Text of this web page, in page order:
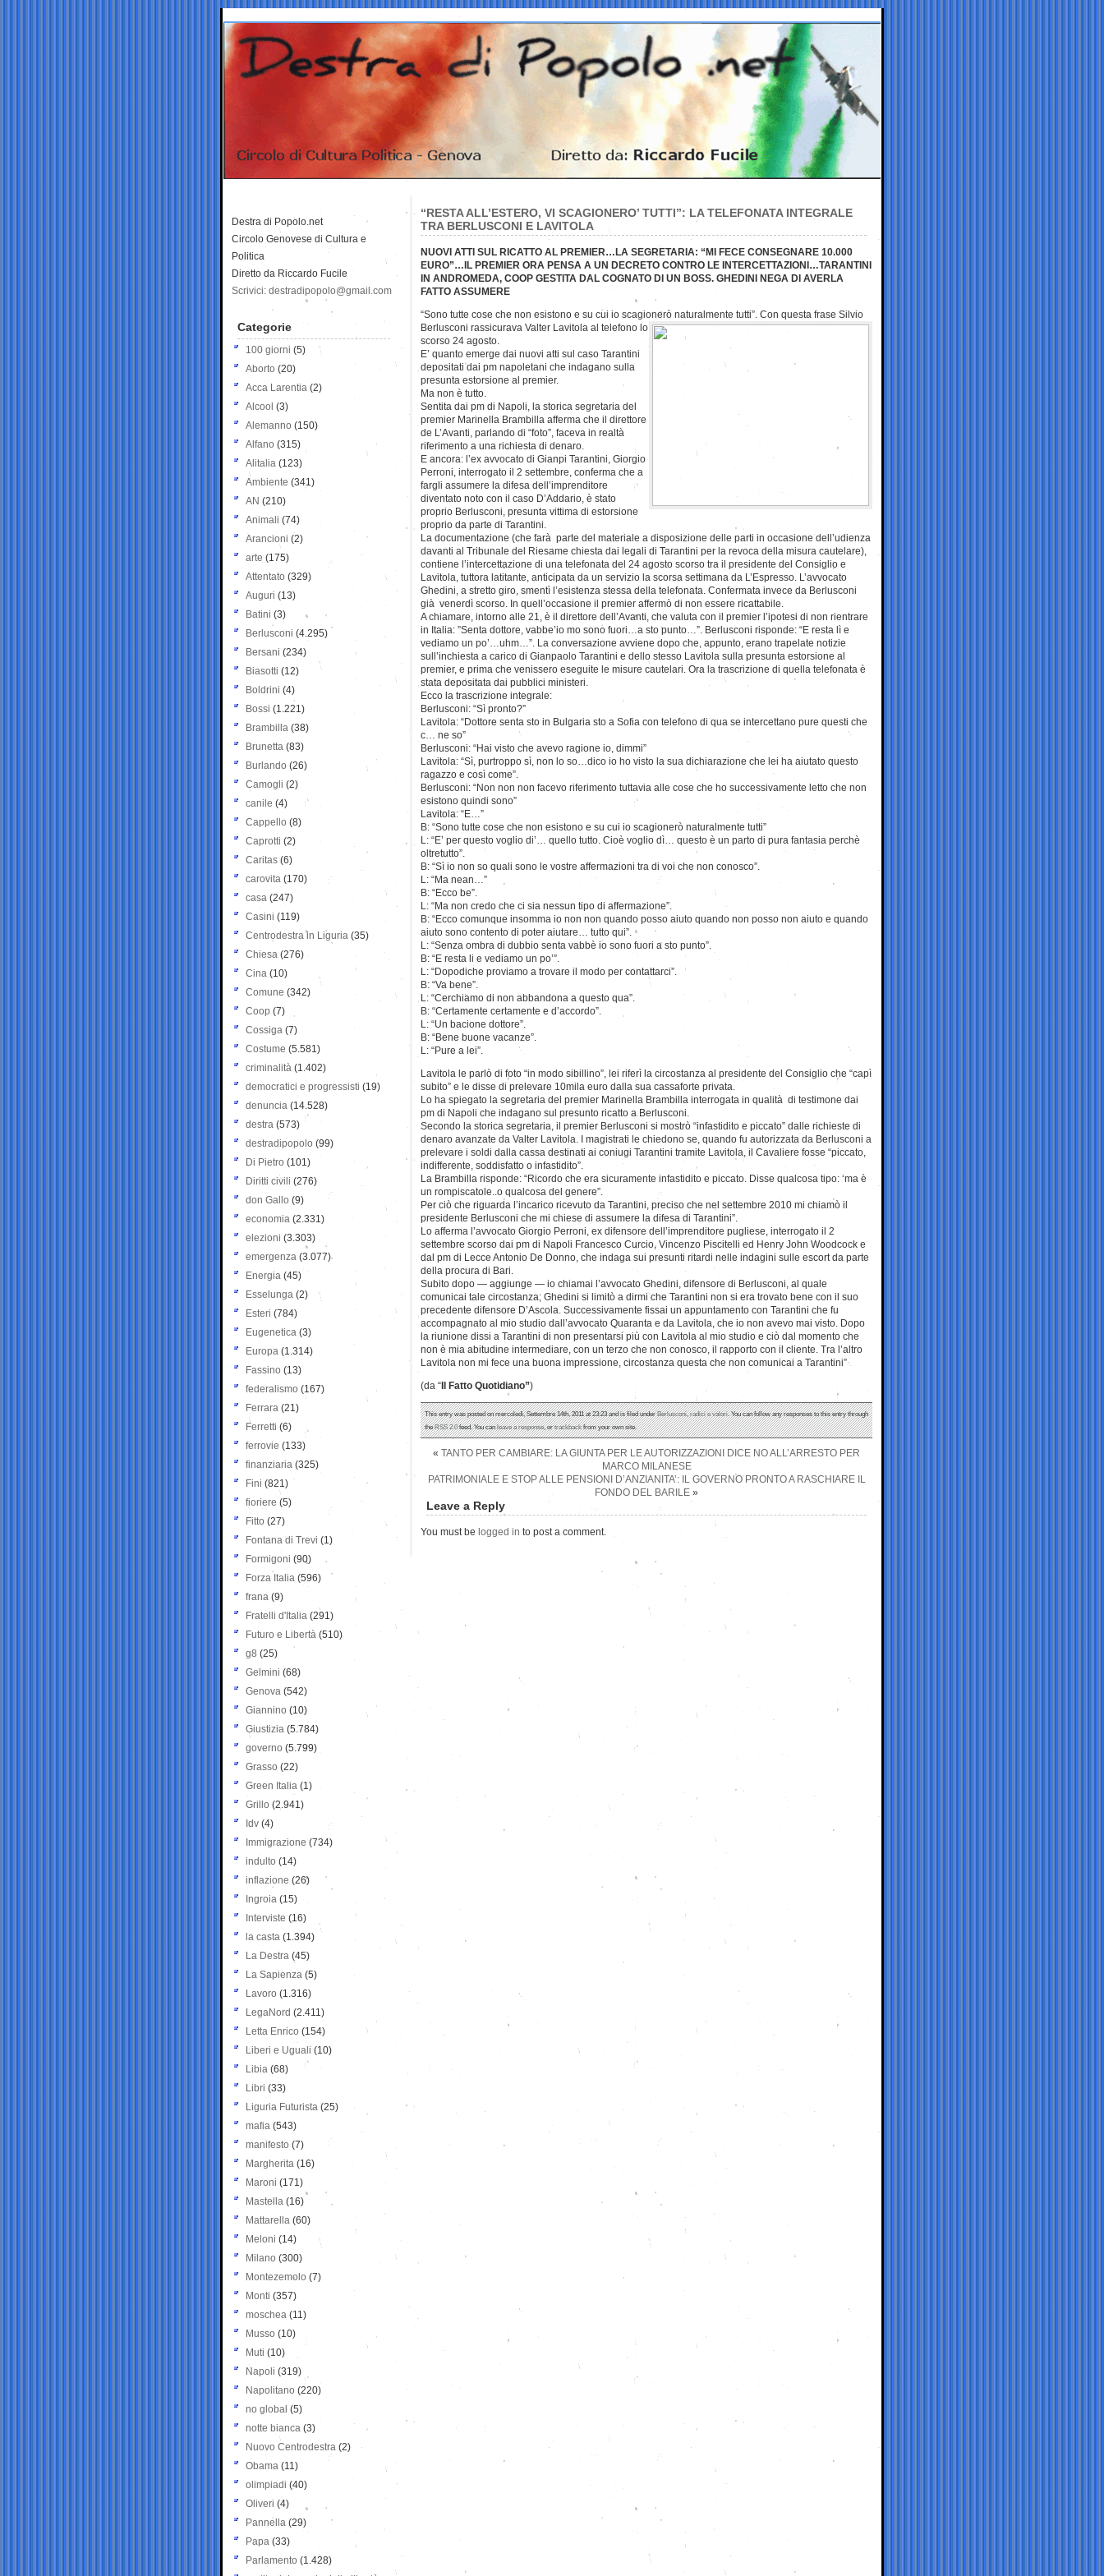
“RESTA ALL’ESTERO, VI SCAGIONERO’ TUTTI”: LA TELEFONATA INTEGRALE
TRA BERLUSCONI E LAVITOLA
NUOVI ATTI SUL RICATTO AL PREMIER…LA SEGRETARIA: “MI FECE CONSEGNARE 10.000
EURO”…IL PREMIER ORA PENSA A UN DECRETO CONTRO LE INTERCETTAZIONI…TARANTINI
IN ANDROMEDA, COOP GESTITA DAL COGNATO DI UN BOSS. GHEDINI NEGA DI AVERLA
FATTO ASSUMERE
“Sono tutte cose che non esistono e su cui io scagionerò naturalmente tutti”. Con questa frase Silvio
Berlusconi rassicurava Valter Lavitola al telefono lo
scorso 24 agosto.
E’ quanto emerge dai nuovi atti sul caso Tarantini
depositati dai pm napoletani che indagano sulla
presunta estorsione al premier.
Ma non è tutto.
Sentita dai pm di Napoli, la storica segretaria del
premier Marinella Brambilla afferma che il direttore
de L’Avanti, parlando di “foto”, faceva in realtà
riferimento a una richiesta di denaro.
E ancora: l’ex avvocato di Gianpi Tarantini, Giorgio
Perroni, interrogato il 2 settembre, conferma che a
fargli assumere la difesa dell’imprenditore
diventato noto con il caso D’Addario, è stato
proprio Berlusconi, presunta vittima di estorsione
proprio da parte di Tarantini.
La documentazione (che farà parte del materiale a disposizione delle parti in occasione dell’udienza
davanti al Tribunale del Riesame chiesta dai legali di Tarantini per la revoca della misura cautelare),
contiene l’intercettazione di una telefonata del 24 agosto scorso tra il presidente del Consiglio e
Lavitola, tuttora latitante, anticipata da un servizio la scorsa settimana da L’Espresso. L’avvocato
Ghedini, a stretto giro, smentì l’esistenza stessa della telefonata. Confermata invece da Berlusconi
già venerdì scorso. In quell’occasione il premier affermò di non essere ricattabile.
A chiamare, intorno alle 21, è il direttore dell’Avanti, che valuta con il premier l’ipotesi di non rientrare
in Italia: ”Senta dottore, vabbe’io mo sono fuori…a sto punto…”. Berlusconi risponde: “E resta lì e
vediamo un po’…uhm…”. La conversazione avviene dopo che, appunto, erano trapelate notizie
sull’inchiesta a carico di Gianpaolo Tarantini e dello stesso Lavitola sulla presunta estorsione al
premier, e prima che venissero eseguite le misure cautelari. Ora la trascrizione di quella telefonata è
stata depositata dai pubblici ministeri.
Ecco la trascrizione integrale:
Berlusconi: “Sì pronto?”
Lavitola: “Dottore senta sto in Bulgaria sto a Sofia con telefono di qua se intercettano pure questi che
c… ne so”
Berlusconi: “Hai visto che avevo ragione io, dimmi”
Lavitola: “Sì, purtroppo sì, non lo so…dico io ho visto la sua dichiarazione che lei ha aiutato questo
ragazzo e così come”.
Berlusconi: “Non non non facevo riferimento tuttavia alle cose che ho successivamente letto che non
esistono quindi sono”
Lavitola: “E…”
B: “Sono tutte cose che non esistono e su cui io scagionerò naturalmente tutti”
L: “E’ per questo voglio di’… quello tutto. Cioè voglio dì… questo è un parto di pura fantasia perchè
oltretutto”.
B: “Sì io non so quali sono le vostre affermazioni tra di voi che non conosco”.
L: “Ma nean…”
B: “Ecco be”.
L: “Ma non credo che ci sia nessun tipo di affermazione”.
B: “Ecco comunque insomma io non non quando posso aiuto quando non posso non aiuto e quando
aiuto sono contento di poter aiutare… tutto qui”.
L: “Senza ombra di dubbio senta vabbè io sono fuori a sto punto”.
B: “E resta li e vediamo un po’”.
L: “Dopodiche proviamo a trovare il modo per contattarci”.
B: “Va bene”.
L: “Cerchiamo di non abbandona a questo qua”.
B: “Certamente certamente e d’accordo”.
L: “Un bacione dottore”.
B: “Bene buone vacanze”.
L: “Pure a lei”.
Lavitola le parlò di foto “in modo sibillino”, lei riferì la circostanza al presidente del Consiglio che “capì
subito” e le disse di prelevare 10mila euro dalla sua cassaforte privata.
Lo ha spiegato la segretaria del premier Marinella Brambilla interrogata in qualità di testimone dai
pm di Napoli che indagano sul presunto ricatto a Berlusconi.
Secondo la storica segretaria, il premier Berlusconi si mostrò “infastidito e piccato” dalle richieste di
denaro avanzate da Valter Lavitola. I magistrati le chiedono se, quando fu autorizzata da Berlusconi a
prelevare i soldi dalla cassa destinati ai coniugi Tarantini tramite Lavitola, il Cavaliere fosse “piccato,
indifferente, soddisfatto o infastidito”.
La Brambilla risponde: “Ricordo che era sicuramente infastidito e piccato. Disse qualcosa tipo: ‘ma è
un rompiscatole..o qualcosa del genere”.
Per ciò che riguarda l’incarico ricevuto da Tarantini, preciso che nel settembre 2010 mi chiamò il
presidente Berlusconi che mi chiese di assumere la difesa di Tarantini”.
Lo afferma l’avvocato Giorgio Perroni, ex difensore dell’imprenditore pugliese, interrogato il 2
settembre scorso dai pm di Napoli Francesco Curcio, Vincenzo Piscitelli ed Henry John Woodcock e
dal pm di Lecce Antonio De Donno, che indaga sui presunti ritardi nelle indagini sulle escort da parte
della procura di Bari.
Subito dopo — aggiunge — io chiamai l’avvocato Ghedini, difensore di Berlusconi, al quale
comunicai tale circostanza; Ghedini si limitò a dirmi che Tarantini non si era trovato bene con il suo
precedente difensore D’Ascola. Successivamente fissai un appuntamento con Tarantini che fu
accompagnato al mio studio dall’avvocato Quaranta e da Lavitola, che io non avevo mai visto. Dopo
la riunione dissi a Tarantini di non presentarsi più con Lavitola al mio studio e ciò dal momento che
non è mia abitudine intermediare, con un terzo che non conosco, il rapporto con il cliente. Tra l’altro
Lavitola non mi fece una buona impressione, circostanza questa che non comunicai a Tarantini”
(da “ Il Fatto Quotidiano”)
This entry was posted on mercoledì, Settembre 14th, 2011 at 23:23 and is filed underBerlusconi,radici e valori. You can follow any responses to this entry through
theRSS 2.0feed. You canleave a response, ortrackbackfrom your own site.
« TANTO PER CAMBIARE: LA GIUNTA PER LE AUTORIZZAZIONI DICE NO ALL’ARRESTO PER
MARCO MILANESE
PATRIMONIALE E STOP ALLE PENSIONI D’ANZIANITA’: IL GOVERNO PRONTO A RASCHIARE IL
FONDO DEL BARILE »
Leave a Reply
You must be logged in to post a comment.
Destra di Popolo.net
Circolo Genovese di Cultura e
Politica
Diretto da Riccardo Fucile
Scrivici: destradipopolo@gmail.com
Categorie
100 giorni (5)
Aborto (20)
Acca Larentia (2)
Alcool (3)
Alemanno (150)
Alfano (315)
Alitalia (123)
Ambiente (341)
AN (210)
Animali (74)
Arancioni (2)
arte (175)
Attentato (329)
Auguri (13)
Batini (3)
Berlusconi (4.295)
Bersani (234)
Biasotti (12)
Boldrini (4)
Bossi (1.221)
Brambilla (38)
Brunetta (83)
Burlando (26)
Camogli (2)
canile (4)
Cappello (8)
Caprotti (2)
Caritas (6)
carovita (170)
casa (247)
Casini (119)
Centrodestra in Liguria (35)
Chiesa (276)
Cina (10)
Comune (342)
Coop (7)
Cossiga (7)
Costume (5.581)
criminalità (1.402)
democratici e progressisti (19)
denuncia (14.528)
destra (573)
destradipopolo (99)
Di Pietro (101)
Diritti civili (276)
don Gallo (9)
economia (2.331)
elezioni (3.303)
emergenza (3.077)
Energia (45)
Esselunga (2)
Esteri (784)
Eugenetica (3)
Europa (1.314)
Fassino (13)
federalismo (167)
Ferrara (21)
Ferretti (6)
ferrovie (133)
finanziaria (325)
Fini (821)
fioriere (5)
Fitto (27)
Fontana di Trevi (1)
Formigoni (90)
Forza Italia (596)
frana (9)
Fratelli d'Italia (291)
Futuro e Libertà (510)
g8 (25)
Gelmini (68)
Genova (542)
Giannino (10)
Giustizia (5.784)
governo (5.799)
Grasso (22)
Green Italia (1)
Grillo (2.941)
Idv (4)
Immigrazione (734)
indulto (14)
inflazione (26)
Ingroia (15)
Interviste (16)
la casta (1.394)
La Destra (45)
La Sapienza (5)
Lavoro (1.316)
LegaNord (2.411)
Letta Enrico (154)
Liberi e Uguali (10)
Libia (68)
Libri (33)
Liguria Futurista (25)
mafia (543)
manifesto (7)
Margherita (16)
Maroni (171)
Mastella (16)
Mattarella (60)
Meloni (14)
Milano (300)
Montezemolo (7)
Monti (357)
moschea (11)
Musso (10)
Muti (10)
Napoli (319)
Napolitano (220)
no global (5)
notte bianca (3)
Nuovo Centrodestra (2)
Obama (11)
olimpiadi (40)
Oliveri (4)
Pannella (29)
Papa (33)
Parlamento (1.428)